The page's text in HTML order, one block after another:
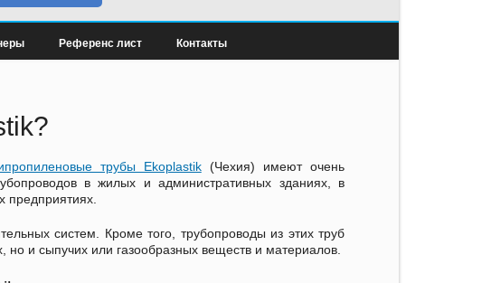
Референс лист Контакты
трубы Ekoplastik(Чехия) имеют очень
в жилых и административных зданиях, в
предприятиях.
систем. Кроме того, трубопроводы из этих труб
но и сыпучих или газообразных веществ и материалов.